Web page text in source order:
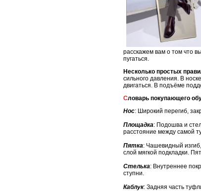
расскажем вам о том что
пугаться.
Несколько простых
сильного давления. В
двигаться. В подъёме
Словарь покупающего
Нос: Широкий перегиб,
Площадка: Подошва и
расстояние между самой
Пятка: Чашевидный
слой мягкой подкладки.
Стелька: Внутреннее
ступни.
Каблук: Задняя часть